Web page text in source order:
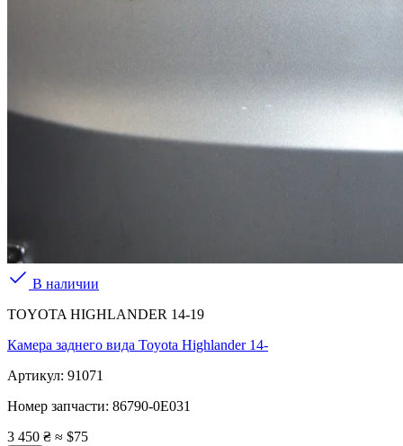
В наличии
TOYOTA HIGHLANDER 14-19
Камера заднего вида Toyota Highlander 14-
Артикул: 91071
Номер запчасти: 86790-0E031
3 450 ₴ ≈ $75